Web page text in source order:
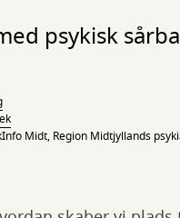
psykisk
Midt, Region Midtjyllands